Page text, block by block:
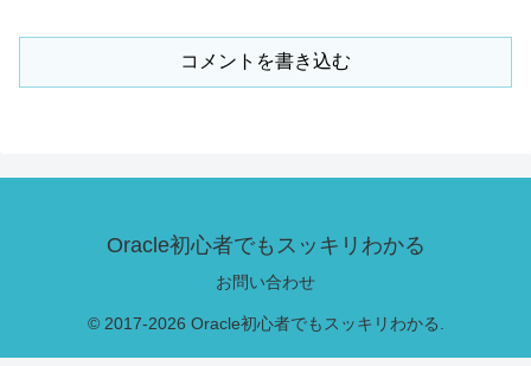
コメントを書き込む
Oracle初心者でもスッキリわかる
お問い合わせ
© 2017-2026 Oracle初心者でもスッキリわかる.